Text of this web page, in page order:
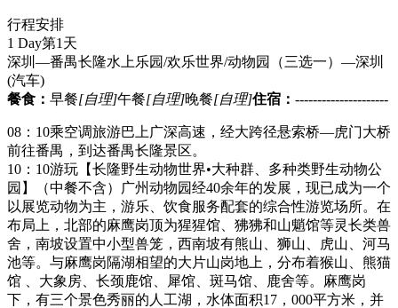
行程安排
1 Day第1天
深圳—番禺长隆水上乐园/欢乐世界/动物园（三选一）—深圳
(汽车)
餐食： 早餐[自理]午餐[自理]晚餐[自理]住宿： ---------------------
08：10乘空调旅游巴上广深高速，经大跨径悬索桥—虎门大桥
前往番禺，到达番禺长隆景区。
10：10游玩【长隆野生动物世界•大种群、多种类野生动物公
园】（中餐不含）广州动物园经40余年的发展，现已成为一个
以展览动物为主，游乐、饮食服务配套的综合性游览场所。在
布局上，北部的麻鹰岗顶为猩猩馆、狒狒和山魈馆等灵长类兽
舍，南坡设置中小型兽笼，西南坡有熊山、狮山、虎山、河马
池等。与麻鹰岗隔湖相望的大片山岗地上，分布着猴山、熊猫
馆 、大象房、长颈鹿馆、犀馆、斑马馆、鹿舍等。麻鹰岗
下，有三个景色秀丽的人工湖，水体面积17，000平方米，并